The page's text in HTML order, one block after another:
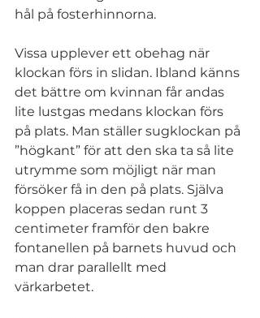
hål på fosterhinnorna.
Vissa upplever ett obehag när
klockan förs in slidan. Ibland känns
det bättre om kvinnan får andas
lite lustgas medans klockan förs
på plats. Man ställer sugklockan på
”högkant” för att den ska ta så lite
utrymme som möjligt när man
försöker få in den på plats. Själva
koppen placeras sedan runt 3
centimeter framför den bakre
fontanellen på barnets huvud och
man drar parallellt med
värkarbetet.